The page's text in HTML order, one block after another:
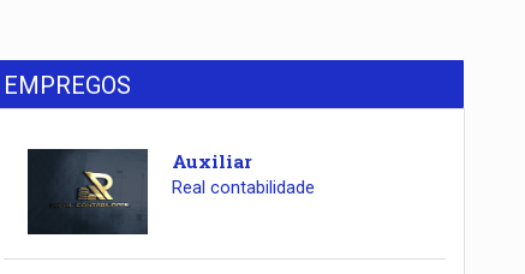
EMPREGOS
Auxiliar
Real contabilidade